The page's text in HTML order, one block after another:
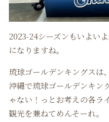
2023-24シーズンもいよい
になりますね。
琉球ゴールデンキングスは
沖縄で琉球ゴールデンキン
ゃない！っとお考えの各ラ
観光を兼ねてめんそーれ。